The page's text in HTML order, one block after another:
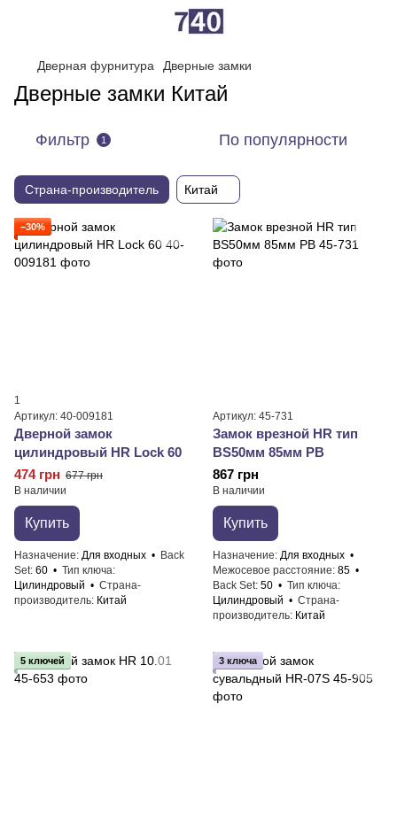
Дверная фурнитура Дверные замки
Дверные замки Китай
Фильтр 1 По популярности
Страна-производитель Китай
−30%
1
Артикул: 40-009181
Дверной замок
цилиндровый HR Lock 60
474 грн 677 грн
В наличии
Купить
Назначение Для входных
Back
Set 60
Тип ключа
Цилиндровый
Страна-
производитель Китай
Артикул: 45-731
Замок врезной HR тип
BS50мм 85мм PB
867 грн
В наличии
Купить
Назначение Для входных
Межосевое расстояние 85
Back Set 50
Тип ключа
Цилиндровый
Страна-
производитель Китай
5 ключей 3 ключа